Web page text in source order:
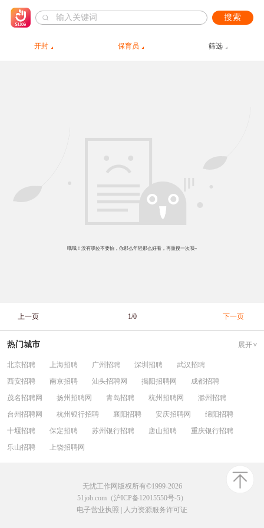
搜索
开封 保育员 筛选
哦哦！没有职位不要怕，你那么年轻那么好看，再重搜一次呗~
上一页 1/0 下一页
热门城市 展开
北京招聘 上海招聘 广州招聘 深圳招聘
武汉招聘
西安招聘
南京招聘 汕头招聘网 揭阳招聘网
成都招聘
茂名招聘网
扬州招聘网 青岛招聘 杭州招聘网
滁州招聘
台州招聘网
杭州银行招聘 襄阳招聘 安庆招聘网
绵阳招聘
十堰招聘
保定招聘 苏州银行招聘 唐山招聘
重庆银行招聘
乐山招聘
上饶招聘网
无忧工作网版权所有©1999-2026
51job.com（沪ICP备12015550号-5）
电子营业执照
人力资源服务许可证